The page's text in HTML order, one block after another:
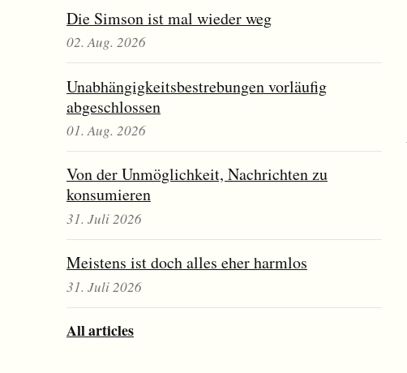
Die Simson ist mal wieder weg
02. Aug. 2026
Unabhängigkeitsbestrebungen vorläufig
abgeschlossen
01. Aug. 2026
Von der Unmöglichkeit, Nachrichten zu
konsumieren
31. Juli 2026
Meistens ist doch alles eher harmlos
31. Juli 2026
All articles